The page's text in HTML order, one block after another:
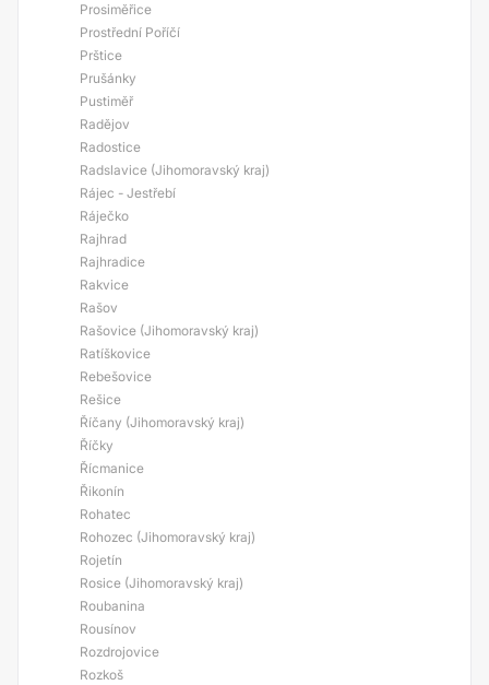
Prosiměřice
Prostřední Poříčí
Prštice
Prušánky
Pustiměř
Radějov
Radostice
Radslavice (Jihomoravský kraj)
Rájec - Jestřebí
Ráječko
Rajhrad
Rajhradice
Rakvice
Rašov
Rašovice (Jihomoravský kraj)
Ratíškovice
Rebešovice
Rešice
Říčany (Jihomoravský kraj)
Říčky
Řícmanice
Řikonín
Rohatec
Rohozec (Jihomoravský kraj)
Rojetín
Rosice (Jihomoravský kraj)
Roubanina
Rousínov
Rozdrojovice
Rozkoš